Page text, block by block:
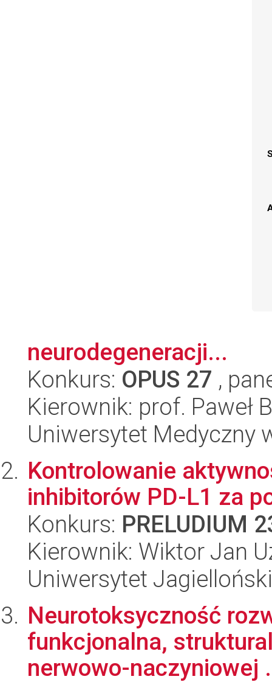
neurodegeneracji...
Konkurs: OPUS 27 ,
Kierownik: prof. Paweł
Uniwersytet Medyczny
Kontrolowanie
inhibitorów PD-L1 za
Konkurs: PRELUDIUM
Kierownik: Wiktor Jan
Uniwersytet Jagielloński
Neurotoksyczność
funkcjonalna,
nerwowo-naczyniowej